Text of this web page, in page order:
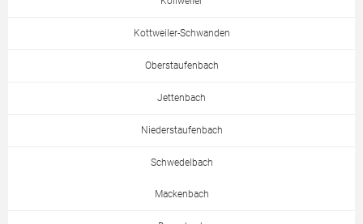
Kottweiler-Schwanden
Oberstaufenbach
Jettenbach
Niederstaufenbach
Schwedelbach
Mackenbach